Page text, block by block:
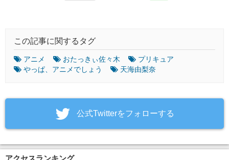
この記事に関するタグ
アニメ おたっきぃ佐々木
プリキュア
やっぱ、アニメでしょう
天海由梨奈
‎公式Twitterをフォローする
アクセスランキング